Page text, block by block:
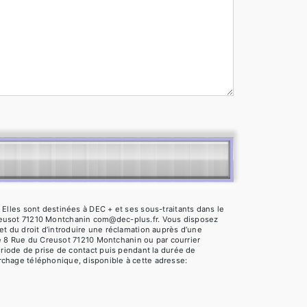
sont destinées à DEC + et ses sous-traitants dans le
71210 Montchanin com@dec-plus.fr. Vous disposez
du droit d’introduire une réclamation auprès d’une
Rue du Creusot 71210 Montchanin ou par courrier
de prise de contact puis pendant la durée de
téléphonique, disponible à cette adresse: